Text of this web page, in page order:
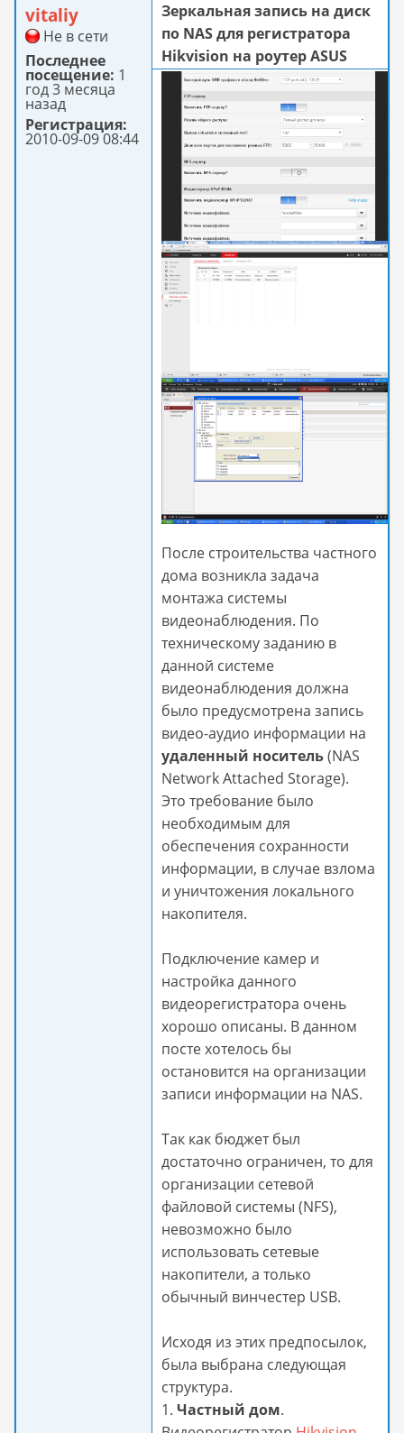
vitaliy
Не в сети
Последнее
посещение: 1
год 3 месяца
назад
Регистрация:
2010-09-09 08:44
Зеркальная запись на диск
по NAS для регистратора
Hikvision на роутер ASUS
После строительства частного
дома возникла задача
монтажа системы
видеонаблюдения. По
техническому заданию в
данной системе
видеонаблюдения должна
было предусмотрена запись
видео-аудио информации на
удаленный носитель(NAS
Network Attached Storage).
Это требование было
необходимым для
обеспечения сохранности
информации, в случае взлома
и уничтожения локального
накопителя.
Подключение камер и
настройка данного
видеорегистратора очень
хорошо описаны. В данном
посте хотелось бы
остановится на организации
записи информации на NAS.
Так как бюджет был
достаточно ограничен, то для
организации сетевой
файловой системы (NFS),
невозможно было
использовать сетевые
накопители, а только
обычный винчестер USB.
Исходя из этих предпосылок,
была выбрана следующая
структура.
1. Частный дом.